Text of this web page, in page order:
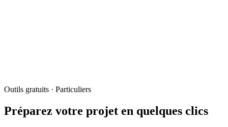
Outils gratuits · Particuliers
Préparez votre projet en quelques clics